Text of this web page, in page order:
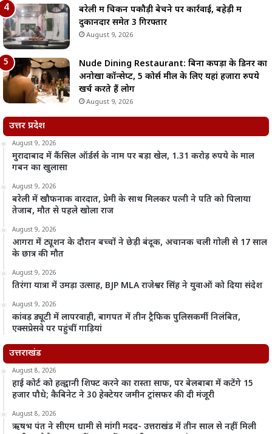
बरेली में चिकन पकौड़ी बेचने पर कार्रवाई, बहेड़ी में
दुकानदार समेत 3 गिरफ्तार
August 9, 2026
Nude Dining Restaurant: बिना कपड़ों के डिनर का
अनोखा कॉन्सेप्ट, 5 कोर्स मील के लिए यहां हजारों रुपये
खर्च करते हैं लोग
August 9, 2026
उत्तर प्रदेश
August 9, 2026
मुरादाबाद में कैंसिल ऑर्डर्स के नाम पर बड़ा खेल, 1.31 करोड़ रुपये के माल
गबन का खुलासा
August 9, 2026
बरेली में खौफनाक वारदात, प्रेमी के साथ मिलकर पत्नी ने पति को पिलाया
तेजाब, मौत से पहले खोला राज
August 9, 2026
आगरा में ट्यूशन के दौरान बच्चों ने छेड़ी बंदूक, अचानक चली गोली से 17 साल
के छात्र की मौत
August 9, 2026
तिरंगा यात्रा में उमड़ा उत्साह, BJP MLA राजेश्वर सिंह ने युवाओं को दिया संदेश
August 9, 2026
कांवड़ ड्यूटी में लापरवाही, बागपत में तीन ट्रैफिक पुलिसकर्मी निलंबित,
एक्सप्रेसवे पर पहुंचीं गाड़ियां
उत्तराखंड
August 8, 2026
हाई कोर्ट को हल्द्वानी शिफ्ट करने का रास्ता साफ, पर बेलबाबा में कटेंगे 15
हजार पौधे; कैबिनेट ने 30 हेक्टेयर जमीन ट्रांसफर की दी मंजूरी
August 8, 2026
ऋषभ पंत ने सीएम धामी से मांगी मदद- उत्तराखंड में तीन साल से नहीं मिली